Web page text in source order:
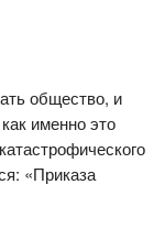
общество, и
именно это
«Приказа